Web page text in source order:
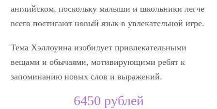
английском, поскольку малыши и школьники легче
всего постигают новый язык в увлекательной игре.
Тема Хэллоуина изобилует привлекательными
вещами и обычаями, мотивирующими ребят к
запоминанию новых слов и выражений.
6450 рублей